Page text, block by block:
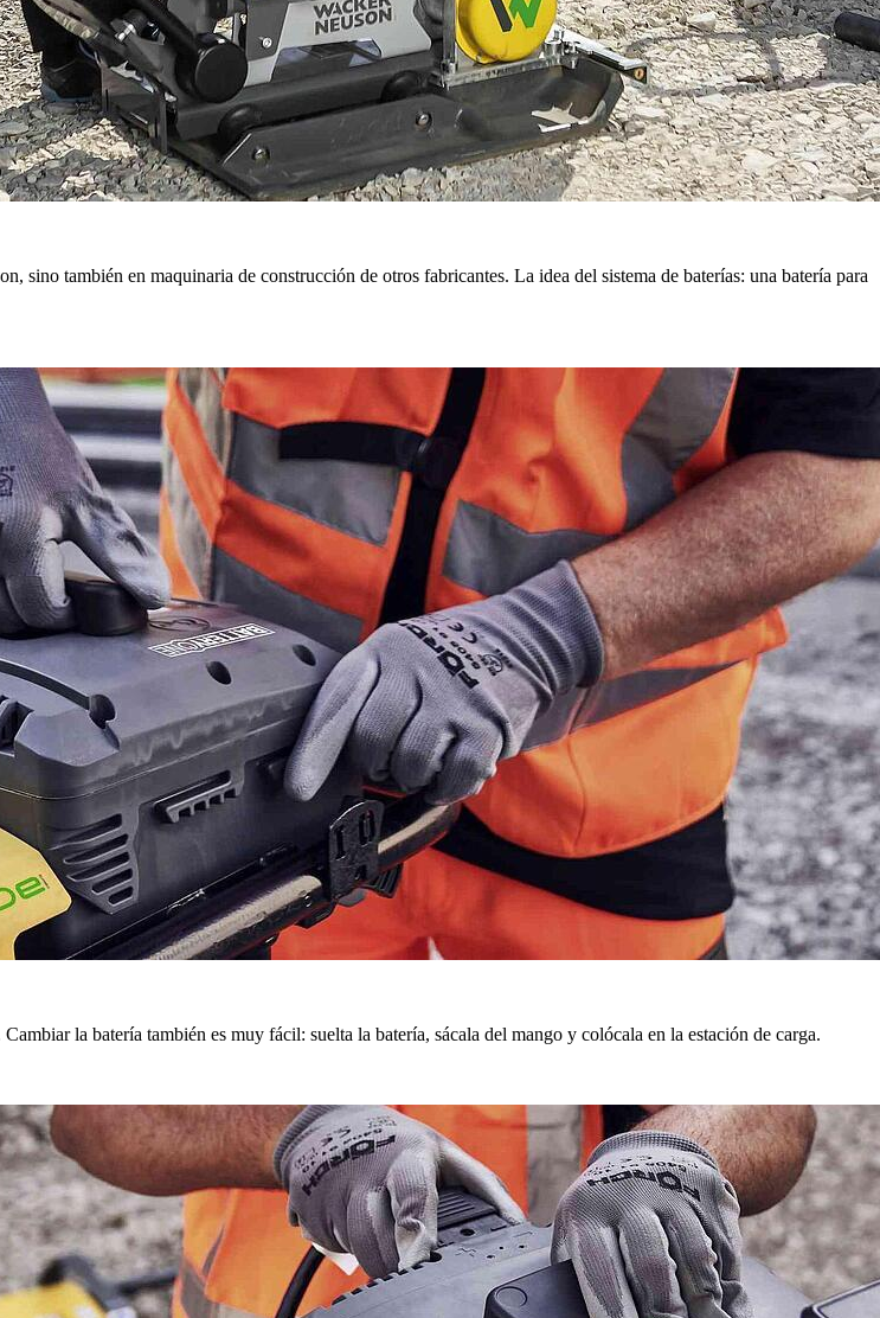
sino también en maquinaria de construcción de otros fabricantes. La idea del sistema de baterías: una batería para
la batería también es muy fácil: suelta la batería, sácala del mango y colócala en la estación de carga.